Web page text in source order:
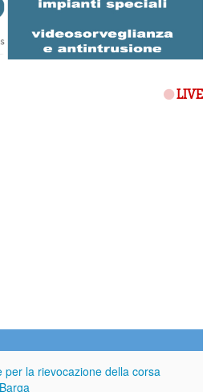
LIVE
per la rievocazione della corsa